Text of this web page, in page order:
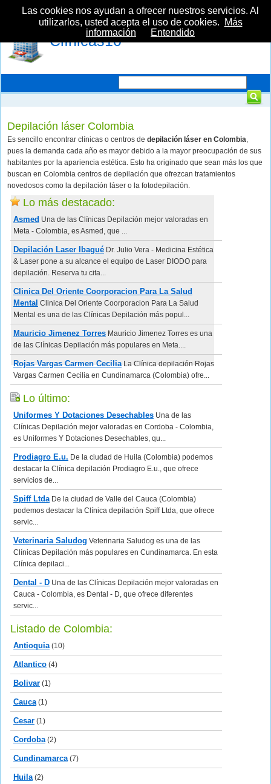
Clínicas10
Depilación láser Colombia
Es sencillo encontrar clínicas o centros de depilación láser en Colombia,
pues la demanda cada año es mayor debido a la mayor preocupación de sus
habitantes por la apariencia estética. Esto ha originado que sean más los que
buscan en Colombia centros de depilación que ofrezcan tratamientos
novedosos como la depilación láser o la fotodepilación.
Lo más destacado:
Asmed Una de las Clínicas Depilación mejor valoradas en
Meta - Colombia, es Asmed, que ...
Depilación Laser Ibagué Dr. Julio Vera - Medicina Estética
& Laser pone a su alcance el equipo de Laser DIODO para
depilación. Reserva tu cita...
Clinica Del Oriente Coorporacion Para La Salud
Mental Clinica Del Oriente Coorporacion Para La Salud
Mental es una de las Clínicas Depilación más popul...
Mauricio Jimenez Torres Mauricio Jimenez Torres es una
de las Clínicas Depilación más populares en Meta....
Rojas Vargas Carmen CeciliaLa Clínica depilación Rojas
Vargas Carmen Cecilia en Cundinamarca (Colombia) ofre...
Lo último:
Uniformes Y Dotaciones Desechables Una de las
Clínicas Depilación mejor valoradas en Cordoba - Colombia,
es Uniformes Y Dotaciones Desechables, qu...
Prodiagro E.u. De la ciudad de Huila (Colombia) podemos
destacar la Clínica depilación Prodiagro E.u., que ofrece
servicios de...
Spiff LtdaDe la ciudad de Valle del Cauca (Colombia)
podemos destacar la Clínica depilación Spiff Ltda, que ofrece
servic...
Veterinaria Saludog Veterinaria Saludog es una de las
Clínicas Depilación más populares en Cundinamarca. En esta
Clínica depilaci...
Dental - D Una de las Clínicas Depilación mejor valoradas en
Cauca - Colombia, es Dental - D, que ofrece diferentes
servic...
Listado de Colombia:
Antioquia(10)
Atlantico (4)
Bolivar (1)
Cauca(1)
Cesar (1)
Cordoba(2)
Cundinamarca(7)
Huila(2)
Las cookies nos ayudan a ofrecer nuestros servicios. Al
utilizarlos, usted acepta el uso de cookies.
Más
información
Entendido